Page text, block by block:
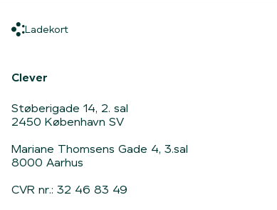
LadekortLadekort
Clever
Støberigade 14, 2. sal
2450 København SV
Mariane Thomsens Gade 4, 3.sal
8000 Aarhus
CVR nr.: 32 46 83 49